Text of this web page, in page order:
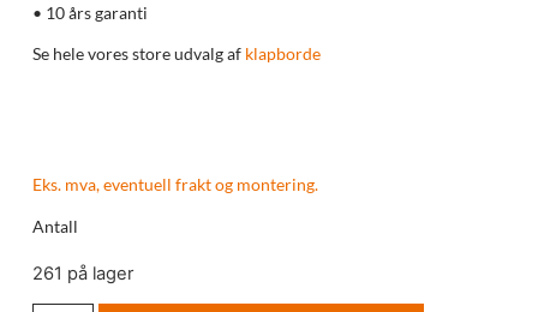
• 10 års garanti
Se hele vores store udvalg af klapborde
Eks. mva, eventuell frakt og montering.
Antall
261 på lager